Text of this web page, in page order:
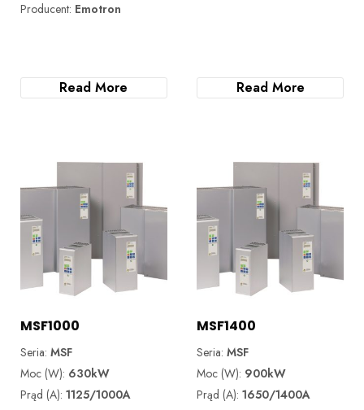
Producent: Emotron
Read More Read More
MSF1000
Seria: MSF
Moc (W): 630kW
Prąd (A): 1125/1000A
MSF1400
Seria:MSF
Moc (W): 900kW
Prąd (A):1650/1400A